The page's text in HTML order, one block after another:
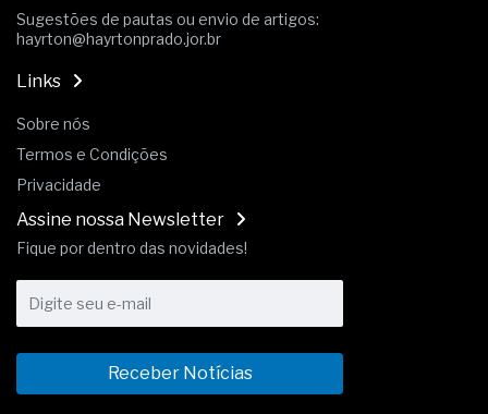
Sugestões de pautas ou envio de artigos:
hayrton@hayrtonprado.jor.br
Links
Sobre nós
Termos e Condições
Privacidade
Assine nossa Newsletter
Fique por dentro das novidades!
Receber Notícias